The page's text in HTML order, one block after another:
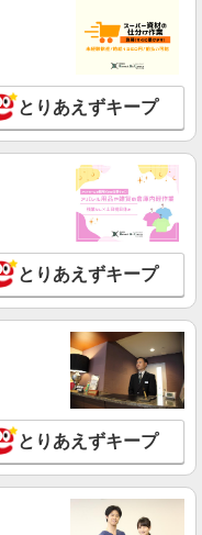
＜お店へ出荷用＞お菓子
グ/時給1250円/日勤/残
なと香椎 車・バイク・自
） 面接地につい
で出張面接致します。 お
わせ下さい。
詳細を見る
粉物製造補助・原材料投
日休み/残業少なめ
崎ふ頭 車・バイク・自転
※敷地内徒歩1分） 面接
現地近郊で出張面接致し
お問い合わせ下さい。
詳細を見る
とりあえずキープ
とりあえずキープ
とりあえずキープ